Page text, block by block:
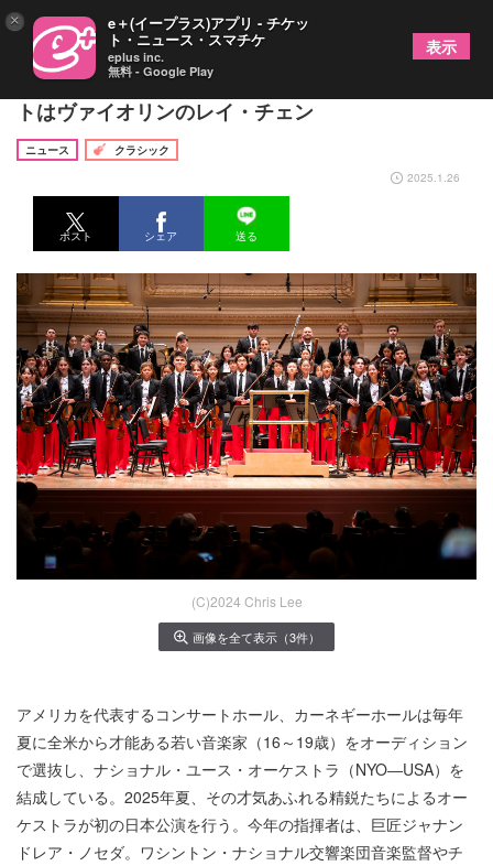
全米から選抜された若き精鋭たちが初来日 ソリス
トはヴァイオリンのレイ・チェン
ニュース
クラシック
2025.1.26
ポスト シェア 送る
(C)2024 Chris Lee
画像を全て表示（3件）
アメリカを代表するコンサートホール、カーネギーホールは毎年
夏に全米から才能ある若い音楽家（16～19歳）をオーディション
で選抜し、ナショナル・ユース・オーケストラ（NYO―USA）を
結成している。2025年夏、その才気あふれる精鋭たちによるオー
ケストラが初の日本公演を行う。今年の指揮者は、巨匠ジャナン
ドレア・ノセダ。ワシントン・ナショナル交響楽団音楽監督やチ
× e＋(イープラス)アプリ - チケッ
ト・ニュース・スマチケ
eplus inc.
無料 - Google Play
表示